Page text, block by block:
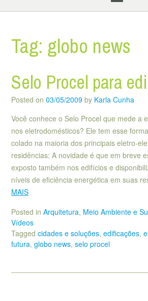
Tag: globo news
Selo Procel para
Posted on 03/05/2009 by Karla Cunha
Você conhece o Selo Procel que mede a
nos eletrodomésticos? Ele tem esse
colado na maioria dos principais eletro-
residências: A novidade é que em breve
exposto também nos edifícios e
níveis de eficiência energética em suas
MAIS
Posted in Arquitetura, Meio Ambiente e
Vídeos
Tagged cidades e soluções, edificações,
futura, globo news, selo procel